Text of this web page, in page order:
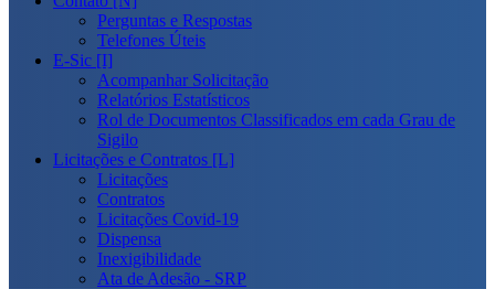
Perguntas e Respostas
Telefones Úteis
E-Sic [I]
Acompanhar Solicitação
Relatórios Estatísticos
Rol de Documentos Classificados em cada Grau de
Sigilo
Licitações e Contratos [L]
Licitações
Contratos
Licitações Covid-19
Dispensa
Inexigibilidade
Ata de Adesão - SRP